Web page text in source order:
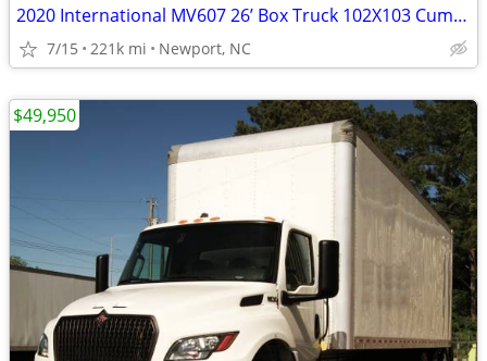
2020 International MV607 26’ Box Truck 102X103 Cummins 842
7/15 221k mi Newport, NC
$49,950